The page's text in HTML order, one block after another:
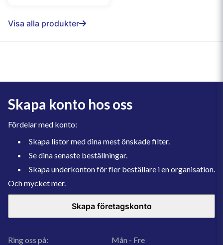
Visa alla produkter
Skapa konto hos oss
Fördelar med konto:
Skapa listor med dina mest önskade filter.
Se dina senaste beställningar.
Skapa underkonton för fler beställare i en organisation.
Och mycket mer.
Skapa företagskonto
Ring oss på:
Mån - Fre